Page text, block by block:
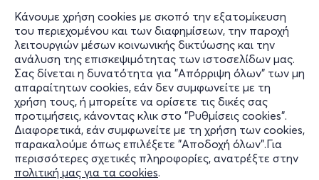
Κάνουμε χρήση cookies με σκοπό την εξατομίκευση
του περιεχομένου και των διαφημίσεων, την παροχή
λειτουργιών μέσων κοινωνικής δικτύωσης και την
ανάλυση της επισκεψιμότητας των ιστοσελίδων μας.
Σας δίνεται η δυνατότητα για "Απόρριψη όλων" των μη
απαραίτητων cookies, εάν δεν συμφωνείτε με τη
χρήση τους, ή μπορείτε να ορίσετε τις δικές σας
προτιμήσεις, κάνοντας κλικ στο "Ρυθμίσεις cookies".
Διαφορετικά, εάν συμφωνείτε με τη χρήση των cookies,
παρακαλούμε όπως επιλέξετε "Αποδοχή όλων".Για
περισσότερες σχετικές πληροφορίες, ανατρέξτε στην
πολιτική μας για τα cookies.
Πληροφορίες
Υποστήριξη
Stay Connected